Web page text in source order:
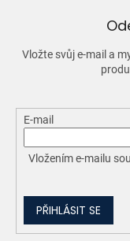
Vložte svůj e-mail a
E-mail
Vložením e-mailu
PŘIHLÁSIT SE